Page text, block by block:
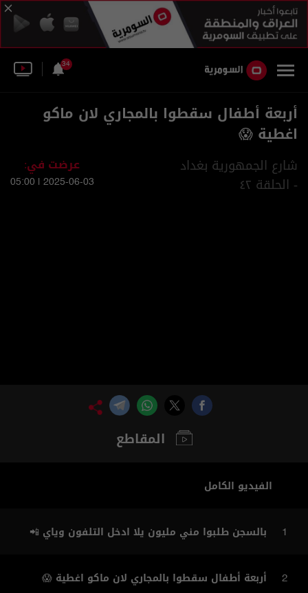
34
أربعة أطفال سقطوا بالمجاري لان ماكو
اغطية 😱
شارع الجمهورية بغداد
- الحلقة ٤٢
عرضت في:
2025-06-03 | 05:00
المقاطع
الفيديو الكامل
1 بالسجن طلبوا مني مليون يلا ادخل التلفون وياي 📲
2 أربعة أطفال سقطوا بالمجاري لان ماكو اغطية 😱